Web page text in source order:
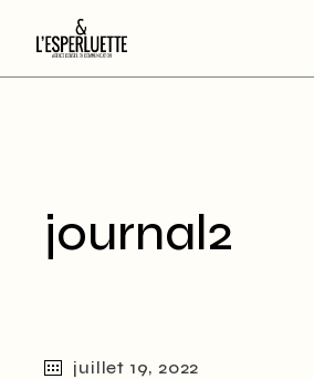
journal2
juillet 19, 2022